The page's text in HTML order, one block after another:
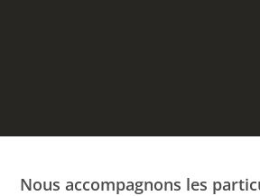
Nous accompagnons les